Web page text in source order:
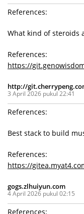
References:
What kind of steroids
References:
https://
http://
3 April 2026 pukul 22:41
References:
Best stack to build
References:
https://
gogs.zlhuiyun.com
4 April 2026 pukul 02:15
References: